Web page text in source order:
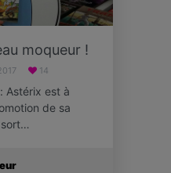
moqueur !
14
Astérix est à
de sa